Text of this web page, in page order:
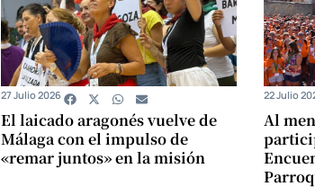
El laicado aragonés vuelve de
Málaga con el impulso de
«remar juntos» en la misión
27 Julio 2026
Al
22 Julio